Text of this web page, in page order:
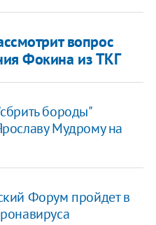
вопрос
Фокина из ТКГ
бороды"
Мудрому на
Форум пройдет в